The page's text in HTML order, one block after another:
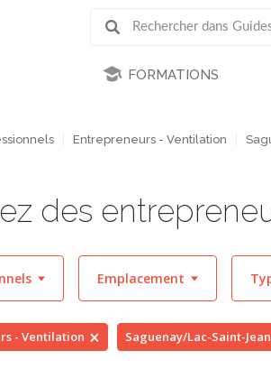
FORMATIONS
Entrepreneurs - Ventilation
des
Emplacement
- Ventilation Saguenay/Lac-Saint-